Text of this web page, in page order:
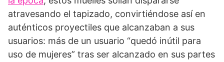
atravesando el tapizado, convirtiéndose así en
auténticos proyectiles que alcanzaban a sus
usuarios: más de un usuario “quedó inútil para
uso de mujeres” tras ser alcanzado en sus partes